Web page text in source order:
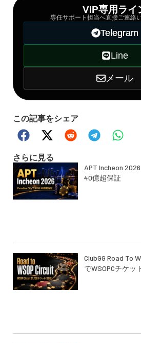
VIP専用ライ
専任サポート担当へ直接ご連絡
Telegram
Line
メール
この記事をシェア
さらに見る
APT Incheon
40億超保証
ClubGG Road To
でWSOPCチケッ